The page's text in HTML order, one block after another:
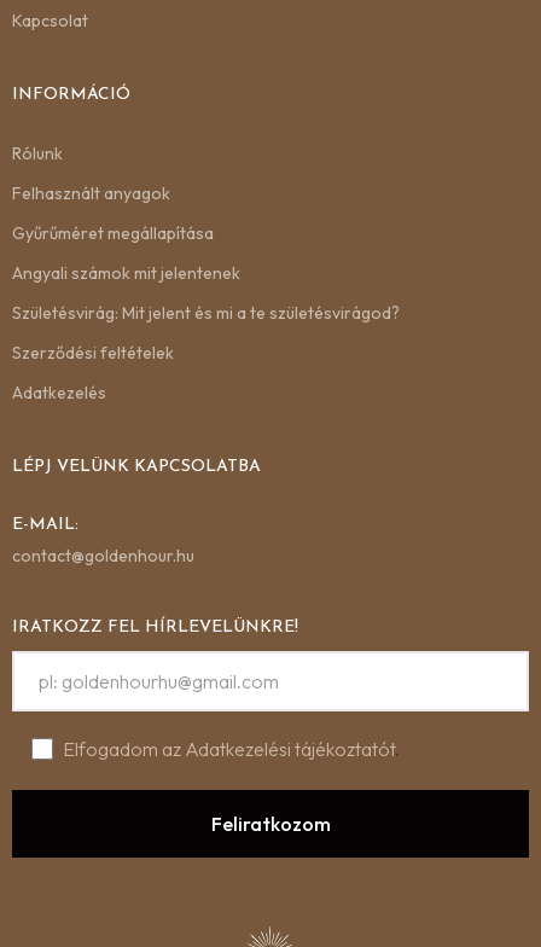
Kapcsolat
INFORMÁCIÓ
Rólunk
Felhasznált anyagok
Gyűrűméret megállapítása
Angyali számok mit jelentenek
Születésvirág: Mit jelent és mi a te születésvirágod?
Szerződési feltételek
Adatkezelés
LÉPJ VELÜNK KAPCSOLATBA
E-MAIL:
contact@goldenhour.hu
IRATKOZZ FEL HÍRLEVELÜNKRE!
Elfogadom az Adatkezelési tájékoztatót.